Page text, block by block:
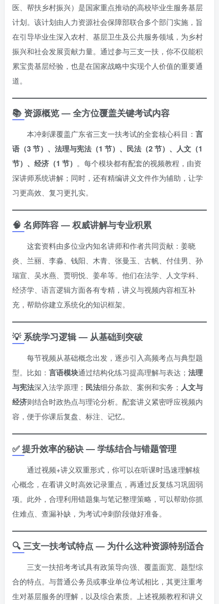
医、帮扶乡村振兴）是国家重点推动的高校毕业生服务基层
计划。该计划由人力资源社会保障部联合多个部门实施，旨
在引导毕业生深入农村、基层卫生及公共服务领域，为乡村
振兴和社会发展贡献力量。通过参与三支一扶，你不仅能积
累宝贵基层经验，也是在国家战略中实现个人价值的重要通
道。
📚 资源概览 — 全方位覆盖关键考试内容
本冲刺课覆盖广东省三支一扶考试的全套核心科目： 言
语（3 节）、法理与宪法（1 节）、民法（2 节）、人文（1
节）、经济（1 节） 。每个模块都有配套的视频教程，由资
深讲师系统讲解；同时，还有精编讲义文件作为辅助，让学
习更高效、复习更扎实。
🧠 名师阵容 — 权威讲解与专业积累
这套资料由多位业内知名讲师和作者共同贡献：姜晓
炎、兰丽、李淼、钱阳、木青、张曼玉、古帆、付佳男、孙
瑞宣、吴水燕、贾明悦、姜牟等。他们在法学、人文学科、
经济学、语言逻辑方面各有专精，讲义与视频内容相互补
充，帮助你建立系统化的知识框架。
💡 系统学习逻辑 — 从基础到突破
每节视频从基础概念出发，逐步引入高频考点与典型题
型。比如： 言语模块通过结构化练习提高理解与表达； 法理
与宪法深入法学原理； 民法细分条款、案例和实务； 人文与
经济则结合时政热点与理论分析。配套讲义紧密呼应视频内
容，便于你课后复盘、标注、记忆。
✅ 提升效率的秘诀 — 学练结合与错题管理
通过视频+讲义双重形式，你可以在听课时迅速理解核
心概念，在看讲义时高效记录重点，再通过反复练习巩固弱
项。此外，合理利用错题集与笔记整理策略，可以帮助你抓
住难点、查漏补缺，为考试冲刺阶段做好准备。
🔍 三支一扶考试特点 — 为什么这种资源特别适合
三支一扶招考考试具有政策导向强、覆盖面宽、题型综
合的特点。与普通公务员或事业单位考试相比，其更注重考
生对基层服务的理解，以及综合素质。上述视频教程和讲义